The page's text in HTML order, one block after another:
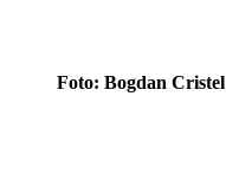
Foto: Bogdan Cristel